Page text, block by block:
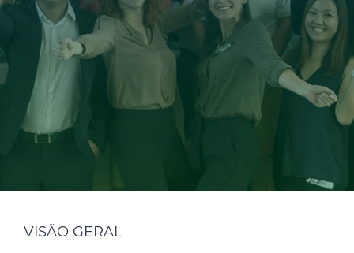
Sustentabilidad
Medios de comunicación
Ética e Integridad
Contáctenos
VISÃO GERAL